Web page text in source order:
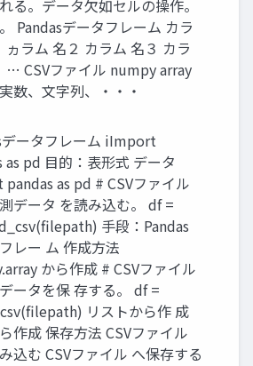
る。データ欠如セルの操作。
Pandasデータフレーム カラ
ヵラム 名２ カラム 名３ カラ
… CSVファイル numpy array
数、文字列、・・・
データフレーム iImport
as pd 目的：表形式 データ
as pd # CSVファイル
データ を読み込む。 df =
手段：Pandas
レー ム 作成方法
から作成 # CSVファイル
ータを保 存する。 df =
リストから作 成
作成 保存方法 CSVファイル
込む CSVファイル へ保存する